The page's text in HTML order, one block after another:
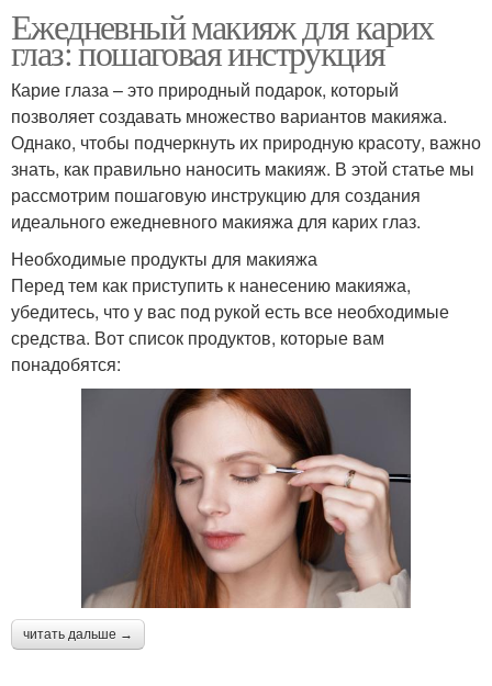
Ежедневный макияж для карих
глаз: пошаговая инструкция
Карие глаза – это природный подарок, который
позволяет создавать множество вариантов макияжа.
Однако, чтобы подчеркнуть их природную красоту, важно
знать, как правильно наносить макияж. В этой статье мы
рассмотрим пошаговую инструкцию для создания
идеального ежедневного макияжа для карих глаз.
Необходимые продукты для макияжа
Перед тем как приступить к нанесению макияжа,
убедитесь, что у вас под рукой есть все необходимые
средства. Вот список продуктов, которые вам
понадобятся:
читать дальше →